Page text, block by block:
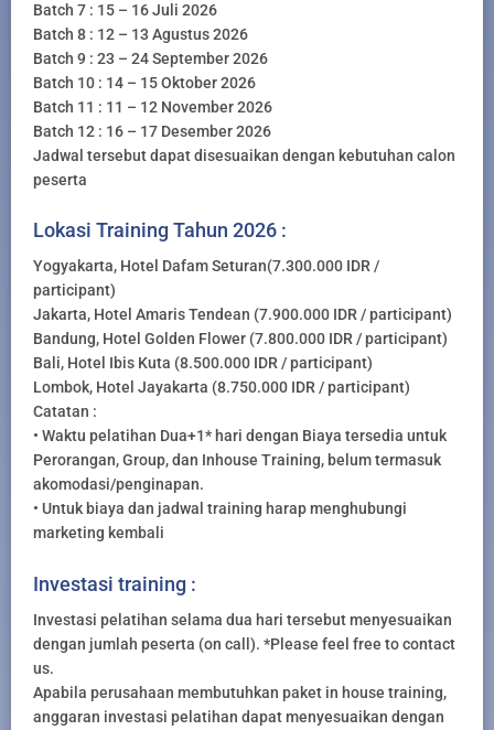
Batch 7 : 15 – 16 Juli 2026
Batch 8 : 12 – 13 Agustus 2026
Batch 9 : 23 – 24 September 2026
Batch 10 : 14 – 15 Oktober 2026
Batch 11 : 11 – 12 November 2026
Batch 12 : 16 – 17 Desember 2026
Jadwal tersebut dapat disesuaikan dengan kebutuhan calon
peserta
Lokasi Training Tahun 2026 :
Yogyakarta, Hotel Dafam Seturan(7.300.000 IDR /
participant)
Jakarta, Hotel Amaris Tendean (7.900.000 IDR / participant)
Bandung, Hotel Golden Flower (7.800.000 IDR / participant)
Bali, Hotel Ibis Kuta (8.500.000 IDR / participant)
Lombok, Hotel Jayakarta (8.750.000 IDR / participant)
Catatan :
• Waktu pelatihan Dua+1* hari dengan Biaya tersedia untuk
Perorangan, Group, dan Inhouse Training, belum termasuk
akomodasi/penginapan.
• Untuk biaya dan jadwal training harap menghubungi
marketing kembali
Investasi training :
Investasi pelatihan selama dua hari tersebut menyesuaikan
dengan jumlah peserta (on call). *Please feel free to contact
us.
Apabila perusahaan membutuhkan paket in house training,
anggaran investasi pelatihan dapat menyesuaikan dengan